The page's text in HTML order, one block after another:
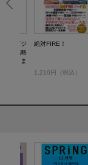
＋ビジ
販売戦略
1冊でま
絶対FIRE！
1,210円（税込）